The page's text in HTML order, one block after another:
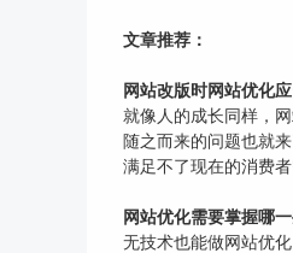
文章推荐：
网站改版时网站优化
就像人的成长同样，
随之而来的问题也就
满足不了现在的消费
网站优化需要掌握哪
无技术也能做网站优